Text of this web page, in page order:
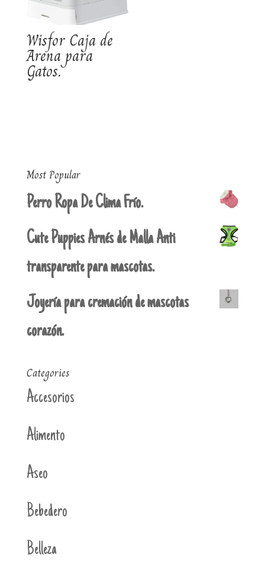
Wisfor Caja de
Arena para
Gatos.
Most Popular
Perro Ropa De Clima Frío.
Cute Puppies Arnés de Malla Anti
transparente para mascotas.
Joyería para cremación de mascotas
corazón.
Categories
Accesorios
Alimento
Aseo
Bebedero
Belleza